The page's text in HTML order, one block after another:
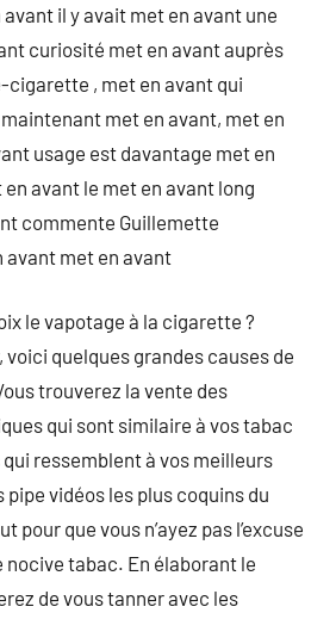
il y avait met en avant une
curiosité met en avant auprès
cigarette , met en avant qui
met en avant, met en
usage est davantage met en
avant le met en avant long
commente Guillemette
avant met en avant
le vapotage à la cigarette ?
quelques grandes causes de
trouverez la vente des
qui sont similaire à vos tabac
qui ressemblent à vos meilleurs
vidéos les plus coquins du
pour que vous n’ayez pas l’excuse
nocive tabac. En élaborant le
de vous tanner avec les